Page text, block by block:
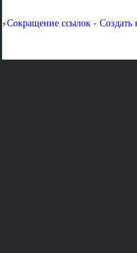
⚡Сокращение ссылок - Создать